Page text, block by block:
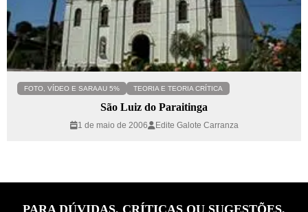
FOTO, VÍDEO E SARAAU 5% TEORIA E TEORIA CRÍTICA
São Luiz do Paraitinga
1 de maio de 2006 Edite Galote Carranza
PARA DÚVIDAS, CRÍTICAS OU SUGESTÕES,